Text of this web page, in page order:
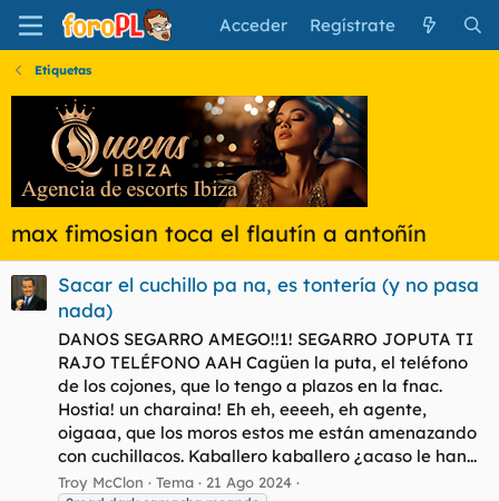
Acceder Regístrate
Etiquetas
max fimosian toca el flautín a antoñín
Sacar el cuchillo pa na, es tontería (y no pasa
nada)
DANOS SEGARRO AMEGO!!1! SEGARRO JOPUTA TI
RAJO TELÉFONO AAH Cagüen la puta, el teléfono
de los cojones, que lo tengo a plazos en la fnac.
Hostia! un charaina! Eh eh, eeeeh, eh agente,
oigaaa, que los moros estos me están amenazando
con cuchillacos. Kaballero kaballero ¿acaso le han...
Troy McClon Tema 21 Ago 2024